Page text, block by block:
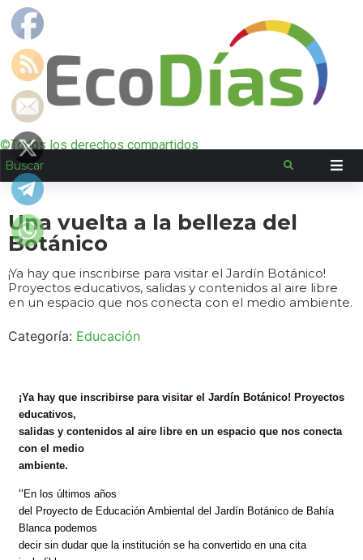
©Todos los derechos compartidos
Una vuelta a la belleza del
Botánico
¡Ya hay que inscribirse para visitar el Jardín Botánico!
Proyectos educativos, salidas y contenidos al aire libre
en un espacio que nos conecta con el medio ambiente.
Categoría: Educación
¡Ya hay que inscribirse para visitar el Jardín Botánico! Proyectos
educativos,
salidas y contenidos al aire libre en un espacio que nos conecta
con el medio
ambiente.
“ En los últimos años
del Proyecto de Educación Ambiental del Jardín Botánico de Bahía
Blanca podemos
decir sin dudar que la institución se ha convertido en una cita